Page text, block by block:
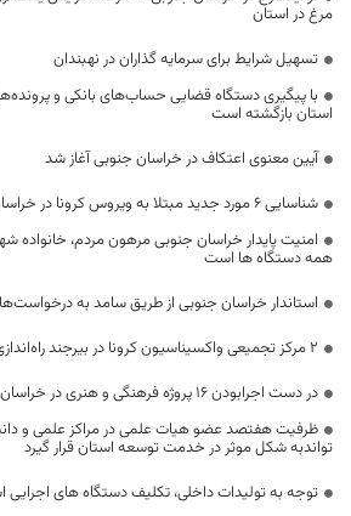
مرغ در استان
تسهیل شرایط برای سرمایه گذاران در نهبندان
استان بازگشته است
آیین معنوی اعتکاف در خراسان جنوبی آغاز شد
شناسایی 6 مورد جدید مبتلا به ویروس کرونا در خراسان جنوبی
امنیت پایدار خراسان جنوبی مرهون مردم، خانواده
همه دستگاه ها است
استاندار خراسان جنوبی از طریق سامد به
۲ مرکز تجمیعی واکسیناسیون کرونا در بیرجند راه‌اندازی شد
در دست اجرابودن 16 پروژه فرهنگی و هنری در خراسان جنوبی
ظرفیت هفتصد عضو هیات علمی در مراکز علمی و
تواندبه شکل موثر در خدمت توسعه استان قرار گیرد
توجه به تولیدات داخلی، تکلیف دستگاه های